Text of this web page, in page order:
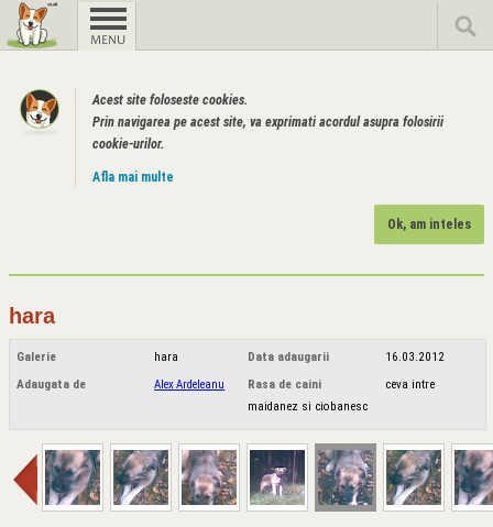
Acest site foloseste cookies.
Prin navigarea pe acest site, va exprimati acordul asupra folosirii
cookie-urilor.
Afla mai multe
Ok, am inteles
hara
Galerie hara Data adaugarii
16.03.2012
Adaugata de
Alex Ardeleanu Rasa de caini
ceva intre
maidanez si ciobanesc